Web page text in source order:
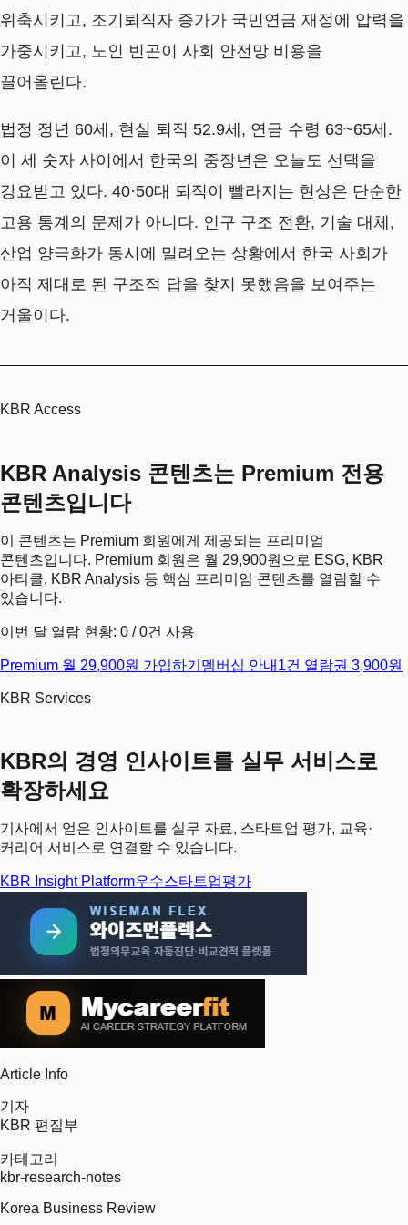
위축시키고, 조기퇴직자 증가가 국민연금 재정에 압력을
가중시키고, 노인 빈곤이 사회 안전망 비용을
끌어올린다.
법정 정년 60세, 현실 퇴직 52.9세, 연금 수령 63~65세.
이 세 숫자 사이에서 한국의 중장년은 오늘도 선택을
강요받고 있다. 40·50대 퇴직이 빨라지는 현상은 단순한
고용 통계의 문제가 아니다. 인구 구조 전환, 기술 대체,
산업 양극화가 동시에 밀려오는 상황에서 한국 사회가
아직 제대로 된 구조적 답을 찾지 못했음을 보여주는
거울이다.
KBR Access
KBR Analysis 콘텐츠는 Premium 전용
콘텐츠입니다
이 콘텐츠는 Premium 회원에게 제공되는 프리미엄
콘텐츠입니다. Premium 회원은 월 29,900원으로 ESG, KBR
아티클, KBR Analysis 등 핵심 프리미엄 콘텐츠를 열람할 수
있습니다.
이번 달 열람 현황: 0 /0건 사용
Premium 월 29,900원 가입하기 멤버십 안내 1건 열람권 3,900원
KBR Services
KBR의 경영 인사이트를 실무 서비스로
확장하세요
기사에서 얻은 인사이트를 실무 자료, 스타트업 평가, 교육·
커리어 서비스로 연결할 수 있습니다.
KBR Insight Platform우수스타트업평가
Article Info
기자
KBR 편집부
카테고리
kbr-research-notes
Korea Business Review